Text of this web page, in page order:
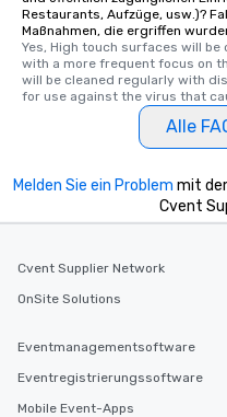
Restaurants, Aufzüge, usw.)?
Maßnahmen, die ergriffen
Yes, High touch surfaces will
with a more frequent focus on
will be cleaned regularly with
for use against the virus that
Alle
Melden Sie ein Problem mit
Cvent
Cvent Supplier Network
OnSite Solutions
Eventmanagementsoftware
Eventregistrierungssoftware
Mobile Event-Apps